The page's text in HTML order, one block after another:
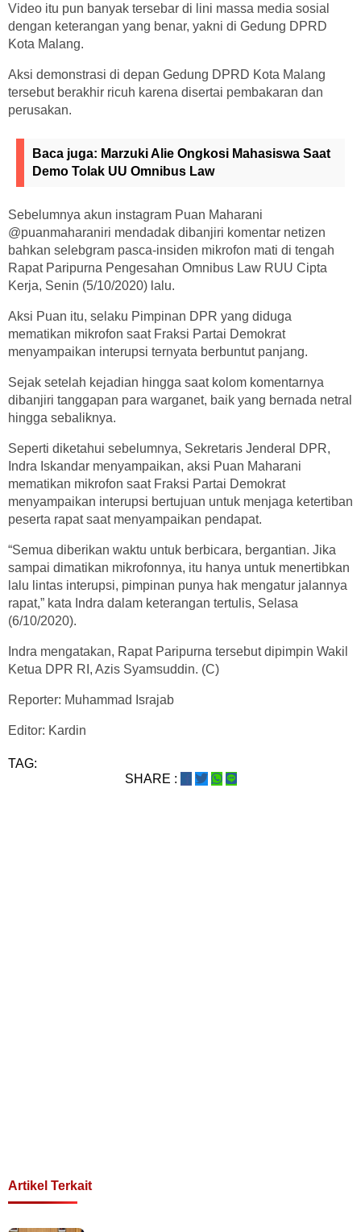
Video itu pun banyak tersebar di lini massa media sosial
dengan keterangan yang benar, yakni di Gedung DPRD
Kota Malang.
Aksi demonstrasi di depan Gedung DPRD Kota Malang
tersebut berakhir ricuh karena disertai pembakaran dan
perusakan.
Baca juga: Marzuki Alie Ongkosi Mahasiswa Saat
Demo Tolak UU Omnibus Law
Sebelumnya akun instagram Puan Maharani
@puanmaharaniri mendadak dibanjiri komentar netizen
bahkan selebgram pasca-insiden mikrofon mati di tengah
Rapat Paripurna Pengesahan Omnibus Law RUU Cipta
Kerja, Senin (5/10/2020) lalu.
Aksi Puan itu, selaku Pimpinan DPR yang diduga
mematikan mikrofon saat Fraksi Partai Demokrat
menyampaikan interupsi ternyata berbuntut panjang.
Sejak setelah kejadian hingga saat kolom komentarnya
dibanjiri tanggapan para warganet, baik yang bernada netral
hingga sebaliknya.
Seperti diketahui sebelumnya, Sekretaris Jenderal DPR,
Indra Iskandar menyampaikan, aksi Puan Maharani
mematikan mikrofon saat Fraksi Partai Demokrat
menyampaikan interupsi bertujuan untuk menjaga ketertiban
peserta rapat saat menyampaikan pendapat.
“Semua diberikan waktu untuk berbicara, bergantian. Jika
sampai dimatikan mikrofonnya, itu hanya untuk menertibkan
lalu lintas interupsi, pimpinan punya hak mengatur jalannya
rapat,” kata Indra dalam keterangan tertulis, Selasa
(6/10/2020).
Indra mengatakan, Rapat Paripurna tersebut dipimpin Wakil
Ketua DPR RI, Azis Syamsuddin. (C)
Reporter: Muhammad Israjab
Editor: Kardin
TAG:
SHARE :
Artikel Terkait